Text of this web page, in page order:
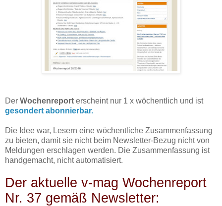
Der Wochenreport erscheint nur 1 x wöchentlich und ist
gesondert abonnierbar.
Die Idee war, Lesern eine wöchentliche Zusammenfassung
zu bieten, damit sie nicht beim Newsletter-Bezug nicht von
Meldungen erschlagen werden. Die Zusammenfassung ist
handgemacht, nicht automatisiert.
Der aktuelle v-mag Wochenreport
Nr. 37 gemäß Newsletter: